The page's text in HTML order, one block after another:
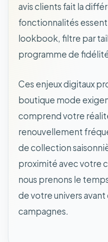
avis clients fait la
fonctionnalités
lookbook, filtre par
programme de
Ces enjeux digitaux
boutique mode
comprend votre
renouvellement
de collection
proximité avec votre
nous prenons le
de votre univers
campagnes.